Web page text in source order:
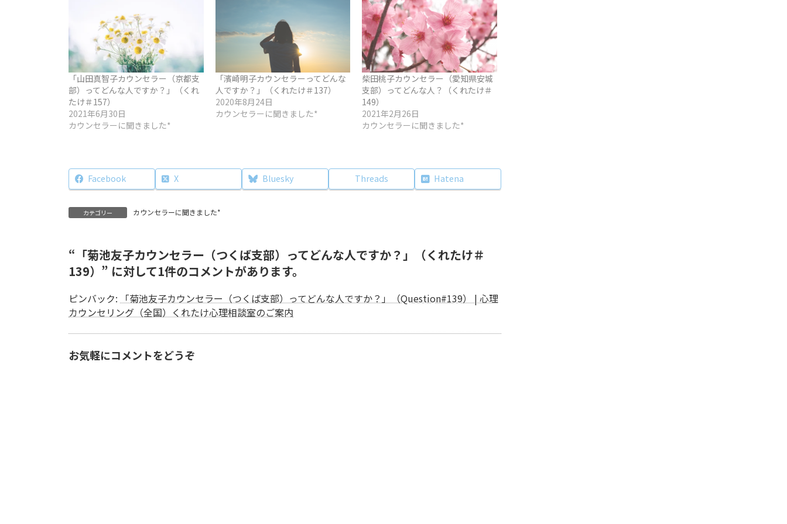
「山田真智子カウンセラー（京都支
部）ってどんな人ですか？」（くれ
たけ＃157）
2021年6月30日
カウンセラーに聞きました*
「濱崎明子カウンセラーってどんな
人ですか？」（くれたけ＃137）
2020年8月24日
カウンセラーに聞きました*
柴田桃子カウンセラー（愛知県安城
支部）ってどんな人？（くれたけ＃
149）
2021年2月26日
カウンセラーに聞きました*
Facebook X Bluesky Threads Hatena
カテゴリー カウンセラーに聞きました*
“ 「菊池友子カウンセラー（つくば支部）ってどんな人ですか？」（くれたけ＃
139） ” に対して1件のコメントがあります。
ピンバック:
「菊池友子カウンセラー（つくば支部）ってどんな人ですか？」（Question#139） | 心理
カウンセリング（全国）くれたけ心理相談室のご案内
お気軽にコメントをどうぞ